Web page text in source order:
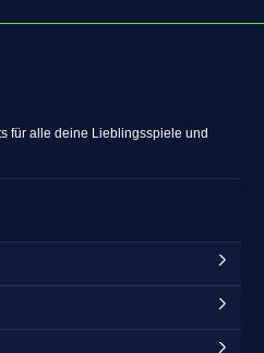
für alle deine Lieblingsspiele und